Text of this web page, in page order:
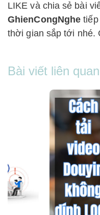
LIKE và chia sẻ bài
GhienCongNghe
thời gian sắp tới nhé.
Bài viết liên quan